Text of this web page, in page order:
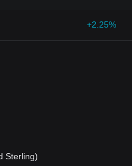
+2.25%
Sterling)